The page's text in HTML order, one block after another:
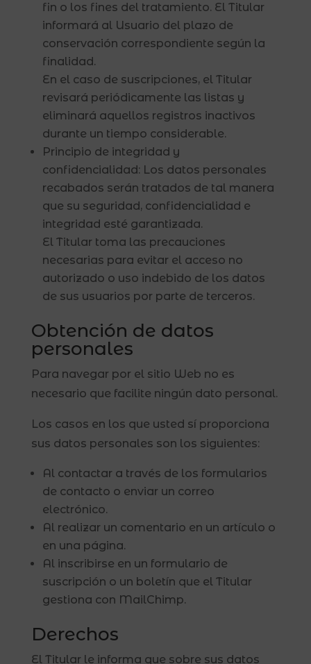
fin o los fines del tratamiento. El Titular
informará al Usuario del plazo de
conservación correspondiente según la
finalidad.
En el caso de suscripciones, el Titular
revisará periódicamente las listas y
eliminará aquellos registros inactivos
durante un tiempo considerable.
Principio de integridad y
confidencialidad: Los datos personales
recabados serán tratados de tal manera
que su seguridad, confidencialidad e
integridad esté garantizada.
El Titular toma las precauciones
necesarias para evitar el acceso no
autorizado o uso indebido de los datos
de sus usuarios por parte de terceros.
Obtención de datos
personales
Para navegar por el sitio Web no es
necesario que facilite ningún dato personal.
Los casos en los que usted sí proporciona
sus datos personales son los siguientes:
Al contactar a través de los formularios
de contacto o enviar un correo
electrónico.
Al realizar un comentario en un artículo o
en una página.
Al inscribirse en un formulario de
suscripción o un boletín que el Titular
gestiona con MailChimp.
Derechos
El Titular le informa que sobre sus datos